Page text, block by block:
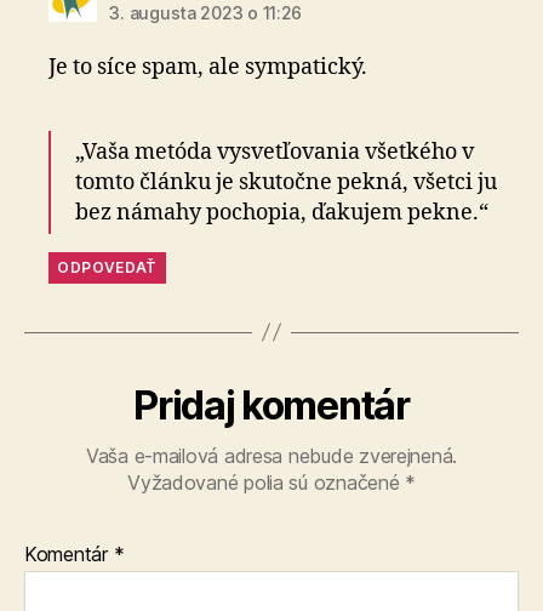
3. augusta 2023 o 11:26
Je to síce spam, ale sympatický.
„Vaša metóda vysvetľovania všetkého v
tomto článku je skutočne pekná, všetci ju
bez námahy pochopia, ďakujem pekne.“
ODPOVEDAŤ
Pridaj komentár
Vaša e-mailová adresa nebude zverejnená.
Vyžadované polia sú označené *
Komentár *